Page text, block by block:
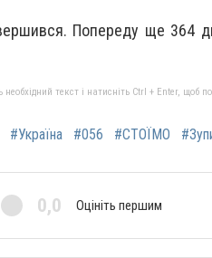
Попереду ще 364
текст і натисніть Ctrl + Enter, щоб
#Україна #056 #СТОЇМО
0,0 Оцініть першим